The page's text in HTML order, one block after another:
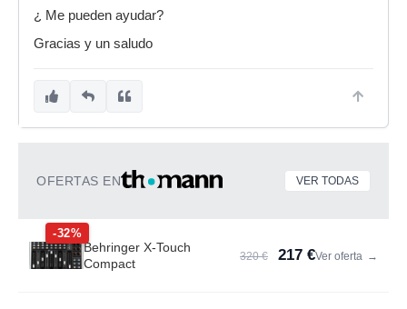
¿ Me pueden ayudar?
Gracias y un saludo
OFERTAS EN VER TODAS
-32%
Behringer X-Touch
Compact
320 € 217 €Ver oferta →